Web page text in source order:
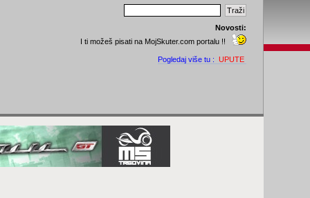
Novosti:
I ti možeš pisati na MojSkuter.com portalu !!
Pogledaj više tu : UPUTE